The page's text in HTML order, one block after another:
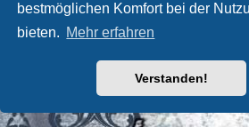
bestmöglichen Komfort bei der
bieten. Mehr erfahren
Verstanden!